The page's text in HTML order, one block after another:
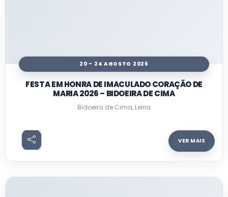
20 - 24 AGOSTO 2026
FESTA EM HONRA DE IMACULADO CORAÇÃO DE
MARIA 2026 – BIDOEIRA DE CIMA
Bidoeira de Cima, Leiria
VER MAIS